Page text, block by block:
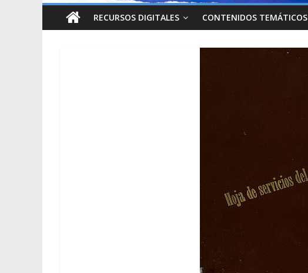
RECURSOS DIGITALES CONTENIDOS TEMÁTICOS